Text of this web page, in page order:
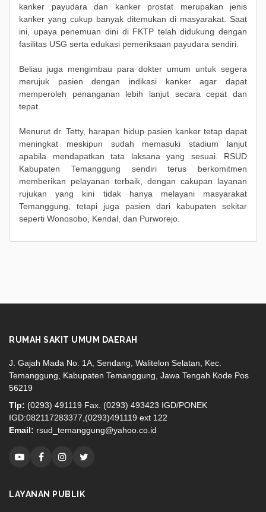
kanker payudara dan kanker prostat merupakan jenis
kanker yang cukup banyak ditemukan di masyarakat. Saat
ini, upaya penemuan dini di FKTP telah didukung dengan
fasilitas USG serta edukasi pemeriksaan payudara sendiri.
Beliau juga mengimbau para dokter umum untuk segera
merujuk pasien dengan indikasi kanker agar dapat
memperoleh penanganan lebih lanjut secara cepat dan
tepat.
Menurut dr. Tetty, harapan hidup pasien kanker tetap dapat
meningkat meskipun sudah memasuki stadium lanjut
apabila mendapatkan tata laksana yang sesuai. RSUD
Kabupaten Temanggung sendiri terus berkomitmen
memberikan pelayanan terbaik, dengan cakupan layanan
rujukan yang kini tidak hanya melayani masyarakat
Temanggung, tetapi juga pasien dari kabupaten sekitar
seperti Wonosobo, Kendal, dan Purworejo.
RUMAH SAKIT UMUM DAERAH
J. Gajah Mada No. 1A, Sendang, Walitelon Selatan, Kec.
Temanggung, Kabupaten Temanggung, Jawa Tengah Kode Pos
56219
Tlp: (0293) 491119 Fax. (0293) 493423 IGD/PONEK
IGD:082117283377,(0293)491119 ext 122
Email: rsud_temanggung@yahoo.co.id
LAYANAN PUBLIK